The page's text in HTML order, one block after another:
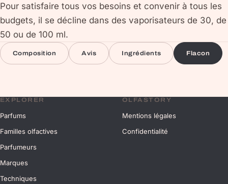
Pour satisfaire tous vos besoins et convenir à tous les
budgets, il se décline dans des vaporisateurs de 30, de
50 ou de 100 ml.
Composition Avis Ingrédients Flacon
EXPLORER
Parfums
Familles olfactives
Parfumeurs
Marques
Techniques
OLFASTORY
Mentions légales
Confidentialité